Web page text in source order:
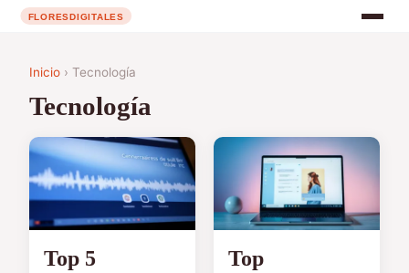
Inicio › Tecnología
Tecnología
Top 5
Top